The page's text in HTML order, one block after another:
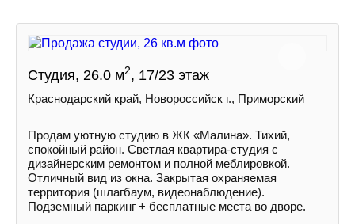
Студия, 26.0 м2, 17/23 этаж
Краснодарский край, Новороссийск г., Приморский
Продам уютную студию в ЖК «Малина». Тихий,
спокойный район. Светлая квартира-студия с
дизайнерским ремонтом и полной меблировкой.
Отличный вид из окна. Закрытая охраняемая
территория (шлагбаум, видеонаблюдение).
Подземный паркинг + бесплатные места во дворе.